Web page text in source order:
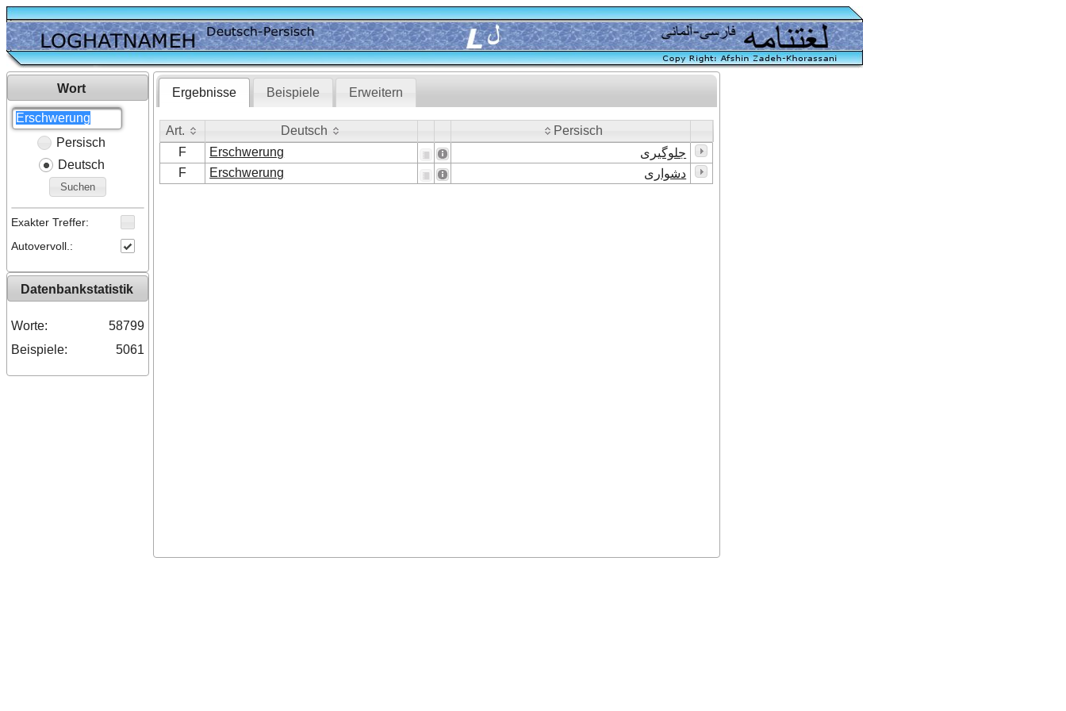
Wort
Persisch
Deutsch
Suchen
Exakter Treffer:
Autovervoll.:
Datenbankstatistik
Worte:
58799
Beispiele:
5061
Ergebnisse Beispiele Erweitern
Art. Deutsch
Persisch
Art.
F Erschwerung
جلوگیری
F
Erschwerung دشواری